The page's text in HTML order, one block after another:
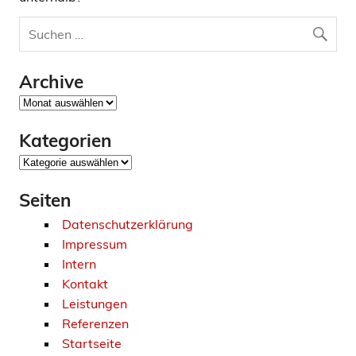
Archive
Archive
Kategorien
Kategorien
Seiten
Datenschutzerklärung
Impressum
Intern
Kontakt
Leistungen
Referenzen
Startseite